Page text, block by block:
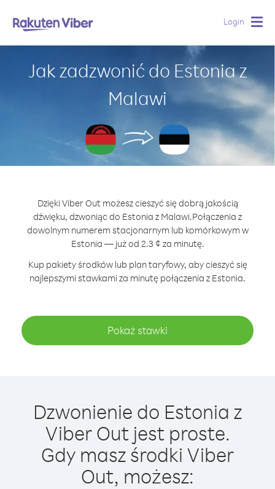
Login
Jak zadzwonić do Estonia z
Malawi
Dzięki Viber Out możesz cieszyć się dobrą jakością
dźwięku, dzwoniąc do Estonia z Malawi.Połączenia z
dowolnym numerem stacjonarnym lub komórkowym w
Estonia — już od 2.3 ¢ za minutę.
Kup pakiety środków lub plan taryfowy, aby cieszyć się
najlepszymi stawkami za minutę połączenia z Estonia.
Pokaż stawki
Dzwonienie do Estonia z
Viber Out jest proste.
Gdy masz środki Viber
Out, możesz: